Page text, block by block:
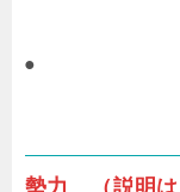
●